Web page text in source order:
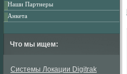
Наши Партнеры
Анкета
Что мы ищем:
Системы Локации Digitrak